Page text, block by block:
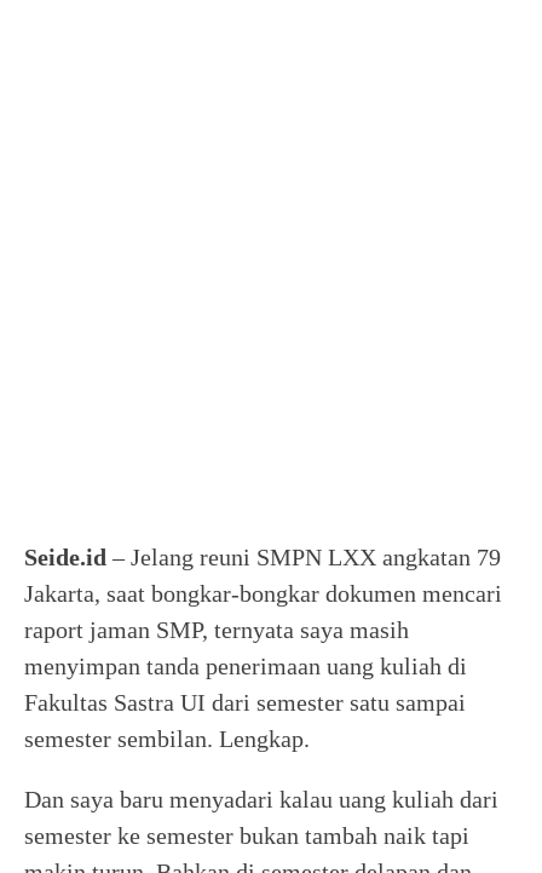
Seide.id – Jelang reuni SMPN LXX angkatan 79
Jakarta, saat bongkar-bongkar dokumen mencari
raport jaman SMP, ternyata saya masih
menyimpan tanda penerimaan uang kuliah di
Fakultas Sastra UI dari semester satu sampai
semester sembilan. Lengkap.
Dan saya baru menyadari kalau uang kuliah dari
semester ke semester bukan tambah naik tapi